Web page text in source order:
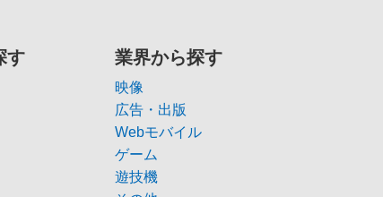
す 業界から探す
映像
広告・出版
Webモバイル
ゲーム
遊技機